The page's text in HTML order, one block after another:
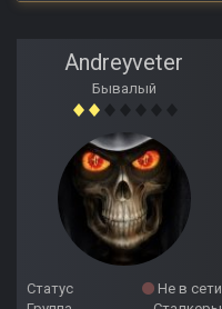
Andreyveter
Бывалый
Статус
Не в сети